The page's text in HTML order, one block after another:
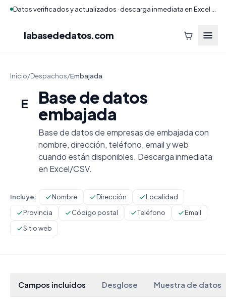
labasededatos.com
Inicio/Despachos/Embajada
E
Base de datos
embajada
Base de datos de empresas de embajada con
nombre, dirección, teléfono, email y web
cuando están disponibles. Descarga inmediata
en Excel/CSV.
Incluye: Nombre Dirección
Localidad
Provincia
Código postal Teléfono
Email
Sitio web
Campos incluidos Desglose Muestra de datos